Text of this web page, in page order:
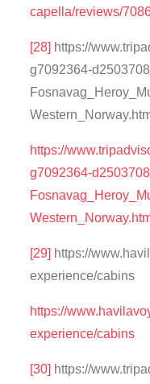
capella/reviews/
[28] https://
g7092364-
https://
g7092364-
[29] https://
experience/cabins
https://
experience/cabins
[30] https://